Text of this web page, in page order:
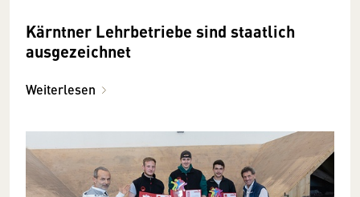
Kärntner Lehrbetriebe sind staatlich
ausgezeichnet
Weiterlesen